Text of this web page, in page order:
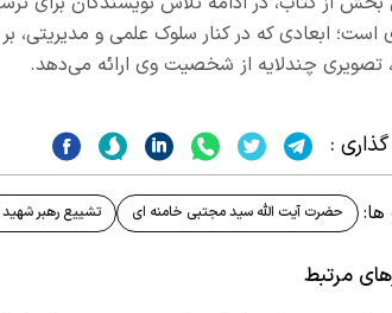
است؛ ابعادی که در کنار سلوک علمی و مدیریتی،
تصویری چندلایه از شخصیت وی ارائه می‌دهد.
:
حضرت آیت الله سید مجتبی خامنه ای تشییع رهبر شهید
مرتبط